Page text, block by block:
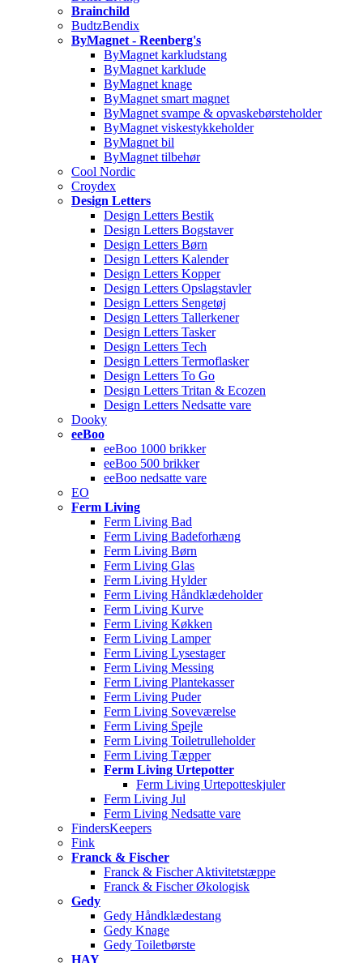
Brainchild
BudtzBendix
ByMagnet - Reenberg's
ByMagnet karkludstang
ByMagnet karklude
ByMagnet knage
ByMagnet smart magnet
ByMagnet svampe & opvaskebørsteholder
ByMagnet viskestykkeholder
ByMagnet bil
ByMagnet tilbehør
Cool Nordic
Croydex
Design Letters
Design Letters Bestik
Design Letters Bogstaver
Design Letters Børn
Design Letters Kalender
Design Letters Kopper
Design Letters Opslagstavler
Design Letters Sengetøj
Design Letters Tallerkener
Design Letters Tasker
Design Letters Tech
Design Letters Termoflasker
Design Letters To Go
Design Letters Tritan & Ecozen
Design Letters Nedsatte vare
Dooky
eeBoo
eeBoo 1000 brikker
eeBoo 500 brikker
eeBoo nedsatte vare
EO
Ferm Living
Ferm Living Bad
Ferm Living Badeforhæng
Ferm Living Børn
Ferm Living Glas
Ferm Living Hylder
Ferm Living Håndklædeholder
Ferm Living Kurve
Ferm Living Køkken
Ferm Living Lamper
Ferm Living Lysestager
Ferm Living Messing
Ferm Living Plantekasser
Ferm Living Puder
Ferm Living Soveværelse
Ferm Living Spejle
Ferm Living Toiletrulleholder
Ferm Living Tæpper
Ferm Living Urtepotter
Ferm Living Urtepotteskjuler
Ferm Living Jul
Ferm Living Nedsatte vare
FindersKeepers
Fink
Franck & Fischer
Franck & Fischer Aktivitetstæppe
Franck & Fischer Økologisk
Gedy
Gedy Håndklædestang
Gedy Knage
Gedy Toiletbørste
HAY